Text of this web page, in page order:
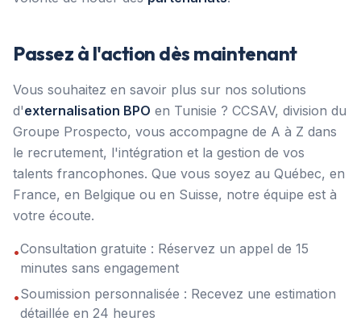
Passez à l'action dès maintenant
Vous souhaitez en savoir plus sur nos solutions
d'externalisation BPO en Tunisie ? CCSAV, division du
Groupe Prospecto, vous accompagne de A à Z dans
le recrutement, l'intégration et la gestion de vos
talents francophones. Que vous soyez au Québec, en
France, en Belgique ou en Suisse, notre équipe est à
votre écoute.
•Consultation gratuite : Réservez un appel de 15
minutes sans engagement
•Soumission personnalisée : Recevez une estimation
détaillée en 24 heures